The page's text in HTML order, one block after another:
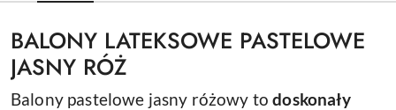
BALONY LATEKSOWE PASTELOWE
JASNY RÓŻ
Balony pastelowe jasny różowy todoskonały